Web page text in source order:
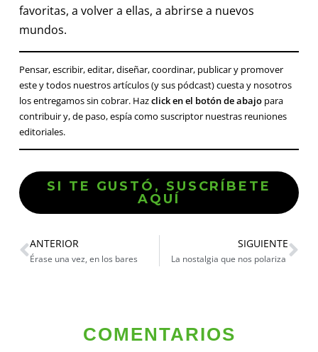
favoritas, a volver a ellas, a abrirse a nuevos
mundos.
Pensar, escribir, editar, diseñar, coordinar, publicar y promover
este y todos nuestros artículos (y sus pódcast) cuesta y nosotros
los entregamos sin cobrar. Hazclick en el botón de abajo para
contribuir y, de paso, espía como suscriptor nuestras reuniones
editoriales.
SI TE GUSTÓ, SUSCRÍBETE
AQUÍ
ANTERIOR
Érase una vez, en los bares
SIGUIENTE
La nostalgia que nos polariza
COMENTARIOS